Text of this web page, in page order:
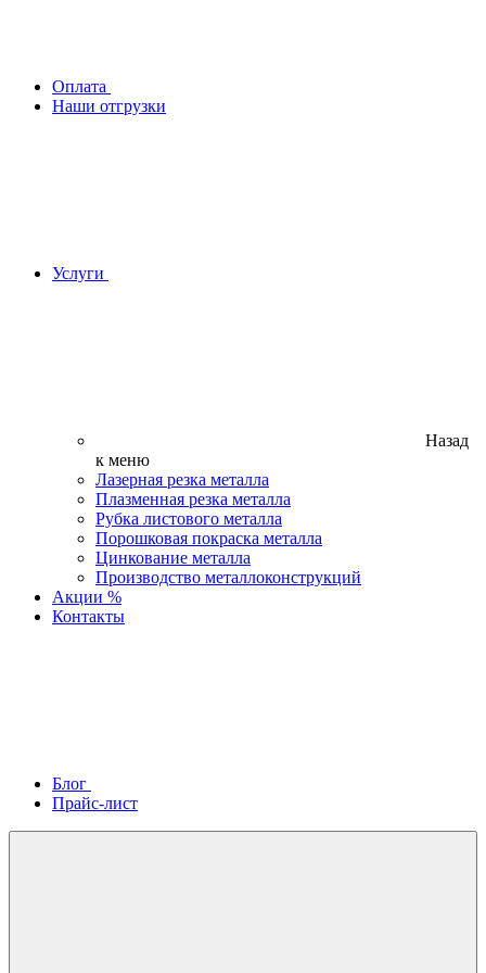
Оплата
Наши отгрузки
Услуги
Назад
к меню
Лазерная резка металла
Плазменная резка металла
Рубка листового металла
Порошковая покраска металла
Цинкование металла
Производство металлоконструкций
Акции %
Контакты
Блог
Прайс-лист